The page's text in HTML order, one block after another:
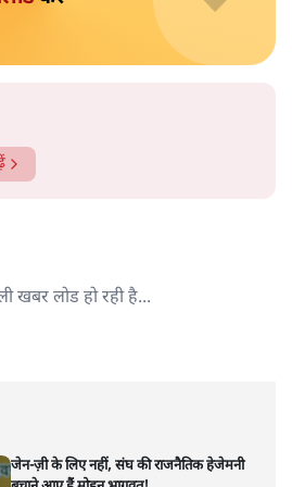
6 जुलाई को राम मंदिर ट्रस्ट की
चोरी नहीं, वित्तीय धोखाधड़ी का
आज़ाद